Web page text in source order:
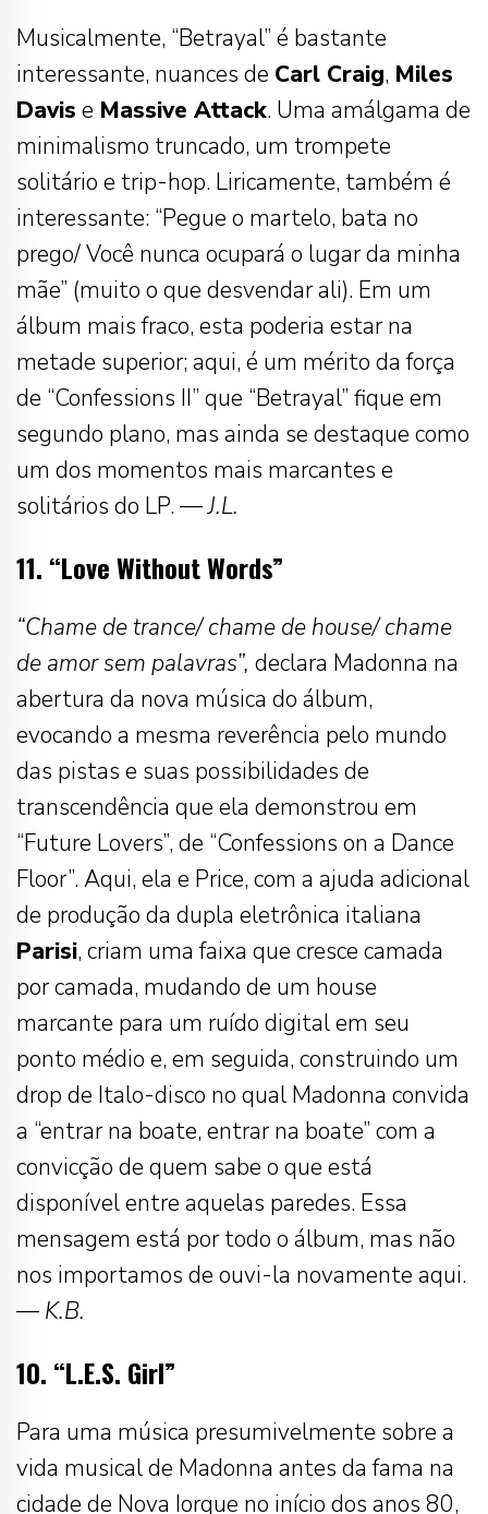
Musicalmente, “Betrayal” é bastante
interessante, nuances de Carl Craig, Miles
Davis e Massive Attack. Uma amálgama de
minimalismo truncado, um trompete
solitário e trip-hop. Liricamente, também é
interessante: “Pegue o martelo, bata no
prego/ Você nunca ocupará o lugar da minha
mãe” (muito o que desvendar ali). Em um
álbum mais fraco, esta poderia estar na
metade superior; aqui, é um mérito da força
de “Confessions II” que “Betrayal” fique em
segundo plano, mas ainda se destaque como
um dos momentos mais marcantes e
solitários do LP. —J.L.
11. “Love Without Words”
“Chame de trance/ chame de house/ chame
de amor sem palavras”, declara Madonna na
abertura da nova música do álbum,
evocando a mesma reverência pelo mundo
das pistas e suas possibilidades de
transcendência que ela demonstrou em
“Future Lovers”, de “Confessions on a Dance
Floor”. Aqui, ela e Price, com a ajuda adicional
de produção da dupla eletrônica italiana
Parisi, criam uma faixa que cresce camada
por camada, mudando de um house
marcante para um ruído digital em seu
ponto médio e, em seguida, construindo um
drop de Italo-disco no qual Madonna convida
a “entrar na boate, entrar na boate” com a
convicção de quem sabe o que está
disponível entre aquelas paredes. Essa
mensagem está por todo o álbum, mas não
nos importamos de ouvi-la novamente aqui.
— K.B.
10. “L.E.S. Girl”
Para uma música presumivelmente sobre a
vida musical de Madonna antes da fama na
cidade de Nova Iorque no início dos anos 80,